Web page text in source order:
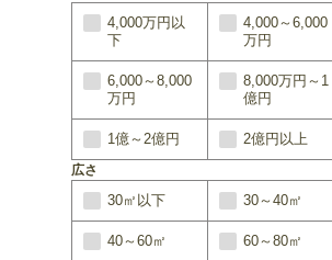
4,000万円以
下
4,000～6,000
万円
6,000～8,000
万円
8,000万円～1
億円
1億～2億円 2億円以上
広さ
30㎡以下 30～40㎡
40～60㎡ 60～80㎡